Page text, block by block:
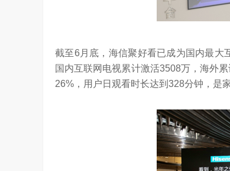
截至6月底，海信聚好看已成为国内最大
国内互联网电视累计激活3508万，海外
26%，用户日观看时长达到328分钟，是